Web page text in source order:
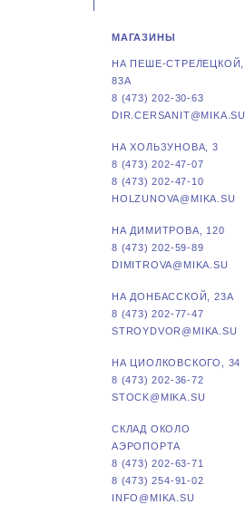
МАГАЗИНЫ
НА ПЕШЕ-СТРЕЛЕЦКОЙ,
83А
8 (473) 202-30-63
DIR.CERSANIT@MIKA.SU
НА ХОЛЬЗУНОВА, 3
8 (473) 202-47-07
8 (473) 202-47-10
HOLZUNOVA@MIKA.SU
НА ДИМИТРОВА, 120
8 (473) 202-59-89
DIMITROVA@MIKA.SU
НА ДОНБАССКОЙ, 23А
8 (473) 202-77-47
STROYDVOR@MIKA.SU
НА ЦИОЛКОВСКОГО, 34
8 (473) 202-36-72
STOCK@MIKA.SU
СКЛАД ОКОЛО
АЭРОПОРТА
8 (473) 202-63-71
8 (473) 254-91-02
INFO@MIKA.SU